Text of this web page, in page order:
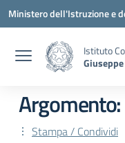
Vai ai contenuti
Vai al menu di navigazione
Vai al footer
Ministero dell'Istruzione e
Istituto
Stampa / Condividi